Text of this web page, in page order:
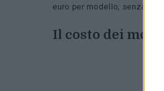
euro per modello, senza
Il costo dei